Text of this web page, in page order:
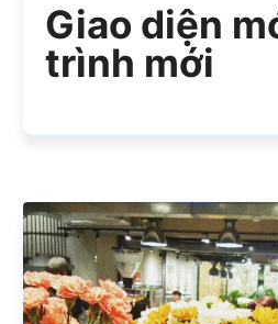
Giao diện
trình mới